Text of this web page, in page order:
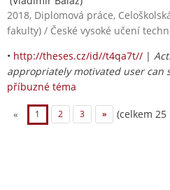
2018, Diplomová práce,
fakulty) / České vysoké učení
• http://theses.cz/id//t4qa7t// |
appropriately motivated user can
příbuzné téma
« 1 2 3 » (celkem 25